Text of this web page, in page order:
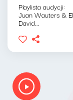
Playlista audycji:
Juan Wauters &
David...